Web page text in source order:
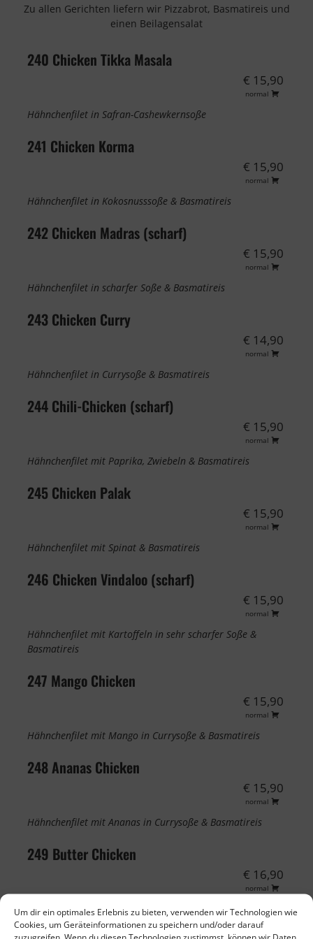
Um dir ein optimales Erlebnis zu bieten, verwenden wir Technologien wie
Cookies, um Geräteinformationen zu speichern und/oder darauf
zuzugreifen. Wenn du diesen Technologien zustimmst, können wir Daten
Zu allen Gerichten liefern wir Pizzabrot, Basmatireis und
einen Beilagensalat
240 Chicken Tikka Masala
€ 15,90
normal
Hähnchenfilet in Safran-Cashewkernsoße
241 Chicken Korma
€ 15,90
normal
Hähnchenfilet in Kokosnusssoße & Basmatireis
242 Chicken Madras (scharf)
€ 15,90
normal
Hähnchenfilet in scharfer Soße & Basmatireis
243 Chicken Curry
€ 14,90
normal
Hähnchenfilet in Currysoße & Basmatireis
244 Chili-Chicken (scharf)
€ 15,90
normal
Hähnchenfilet mit Paprika, Zwiebeln & Basmatireis
245 Chicken Palak
€ 15,90
normal
Hähnchenfilet mit Spinat & Basmatireis
246 Chicken Vindaloo (scharf)
€ 15,90
normal
Hähnchenfilet mit Kartoffeln in sehr scharfer Soße &
Basmatireis
247 Mango Chicken
€ 15,90
normal
Hähnchenfilet mit Mango in Currysoße & Basmatireis
248 Ananas Chicken
€ 15,90
normal
Hähnchenfilet mit Ananas in Currysoße & Basmatireis
249 Butter Chicken
€ 16,90
normal
Hähnchenfilet in Buttercremesoße & Basmatireis